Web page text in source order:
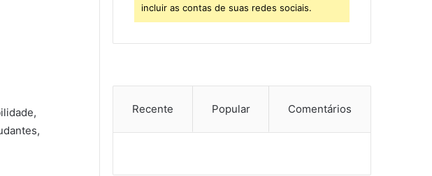
incluir as contas de suas redes sociais.
Recente Popular Comentários